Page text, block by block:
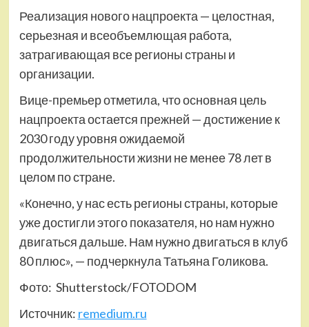
Реализация нового нацпроекта — целостная,
серьезная и всеобъемлющая работа,
затрагивающая все регионы страны и
организации.
Вице-премьер отметила, что основная цель
нацпроекта остается прежней — достижение к
2030 году уровня ожидаемой
продолжительности жизни не менее 78 лет в
целом по стране.
«Конечно, у нас есть регионы страны, которые
уже достигли этого показателя, но нам нужно
двигаться дальше. Нам нужно двигаться в клуб
80 плюс», — подчеркнула Татьяна Голикова.
Фото: Shutterstoсk/FOTODOM
Источник: remedium.ru